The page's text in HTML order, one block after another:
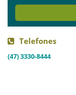
Telefones
(47) 3330-8444